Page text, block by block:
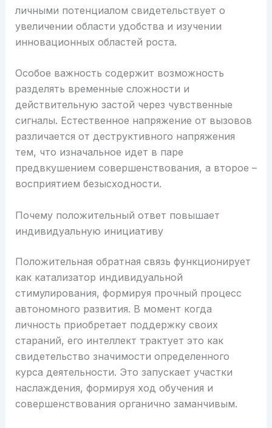
личными потенциалом свидетельствует о
увеличении области удобства и изучении
инновационных областей роста.
Особое важность содержит возможность
разделять временные сложности и
действительную застой через чувственные
сигналы. Естественное напряжение от вызовов
различается от деструктивного напряжения
тем, что изначальное идет в паре
предвкушением совершенствования, а второе –
восприятием безысходности.
Почему положительный ответ повышает
индивидуальную инициативу
Положительная обратная связь функционирует
как катализатор индивидуальной
стимулирования, формируя прочный процесс
автономного развития. В момент когда
личность приобретает поддержку своих
стараний, его интеллект трактует это как
свидетельство значимости определенного
курса деятельности. Это запускает участки
наслаждения, формируя ход обучения и
совершенствования органично заманчивым.